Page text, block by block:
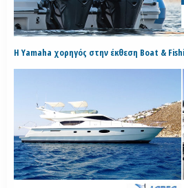
H Yamaha χορηγός στην έκθεση Boat &